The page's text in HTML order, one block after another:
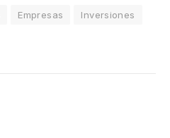
Empresas
Inversiones